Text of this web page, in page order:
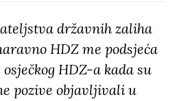
državnih zaliha
HDZ me podsjeća
HDZ-a kada su
pozive objavljivali u